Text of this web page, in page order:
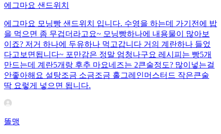
에그마요 샌드위치
에그마요 모닝빵 샌드위치 입니다. 수영을 하는데 가기전에 밥
을 먹으면 좀 무겁더라고요~ 모닝빵하나에 내용물이 많아보
이죠? 저거 하나에 두유하나 먹고갑니다 거의 계란하나 들었
다고보면됩니다~ 포만감은 정말 엄청나구요 레시피는 빵5개
만드는데 계란5개랑 후추 마요네즈는 2큰술정도? 많이넣는걸
안좋아해요 설탕조금 소금조금 홀그레인머스터드 작은큰술
딱 요렇게 넣으면 됩니다.
똘맹